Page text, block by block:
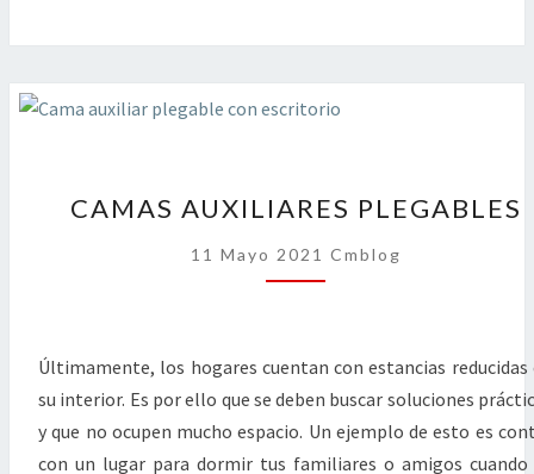
AUXILIARES
PLEGABLES
CAMAS AUXILIARES PLEGABLES
11 Mayo 2021 Cmblog
Últimamente, los hogares cuentan con estancias reducidas
su interior. Es por ello que se deben buscar soluciones
y que no ocupen mucho espacio. Un ejemplo de esto es
con un lugar para dormir tus familiares o amigos